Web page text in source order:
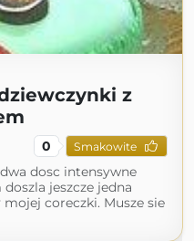
z
0 Smakowite
dosc intensywne
jeszcze jedna
coreczki. Musze sie